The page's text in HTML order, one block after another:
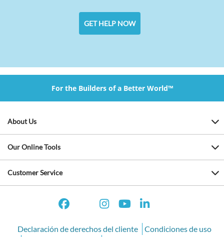
GET HELP NOW
For the Builders of a Better World™
About Us
Our Online Tools
Customer Service
Declaración de derechos del cliente
Condiciones de uso